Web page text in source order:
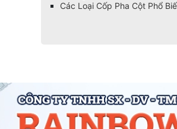
Các Loại Cốp Pha Cột Phổ